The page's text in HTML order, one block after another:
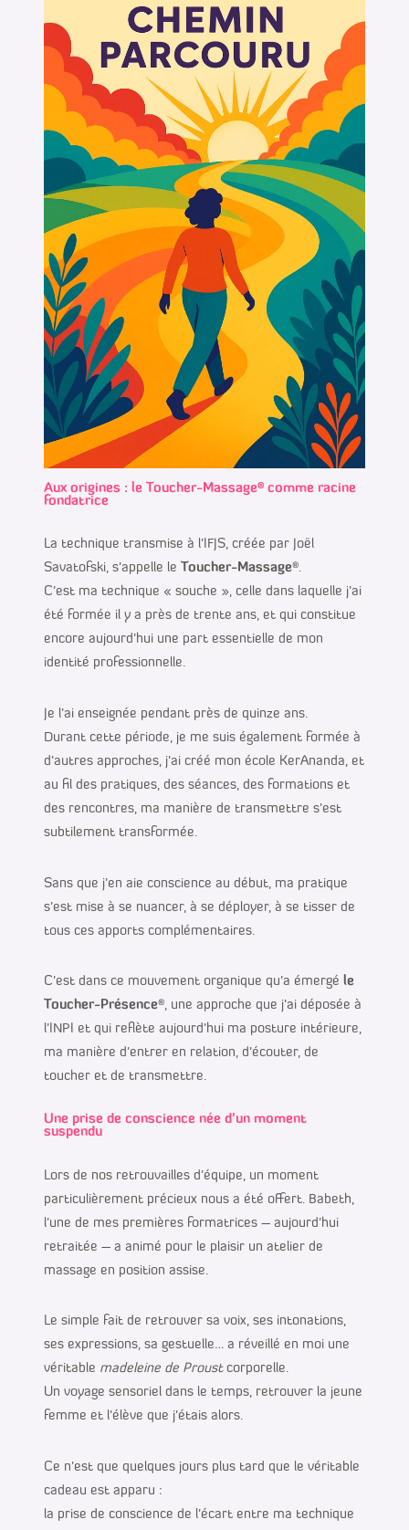
Aux origines : le Toucher-Massage® comme racine
fondatrice
La technique transmise à l’IFJS, créée par Joël
Savatofski, s’appelle le Toucher-Massage®.
C’est ma technique « souche », celle dans laquelle j’ai
été formée il y a près de trente ans, et qui constitue
encore aujourd’hui une part essentielle de mon
identité professionnelle.
Je l’ai enseignée pendant près de quinze ans.
Durant cette période, je me suis également formée à
d’autres approches, j’ai créé mon école KerAnanda, et
au fil des pratiques, des séances, des formations et
des rencontres, ma manière de transmettre s’est
subtilement transformée.
Sans que j’en aie conscience au début, ma pratique
s’est mise à se nuancer, à se déployer, à se tisser de
tous ces apports complémentaires.
C’est dans ce mouvement organique qu’a émergé le
Toucher-Présence®, une approche que j’ai déposée à
l’INPI et qui reflète aujourd’hui ma posture intérieure,
ma manière d’entrer en relation, d’écouter, de
toucher et de transmettre.
Une prise de conscience née d’un moment
suspendu
Lors de nos retrouvailles d’équipe, un moment
particulièrement précieux nous a été offert. Babeth,
l’une de mes premières formatrices – aujourd’hui
retraitée – a animé pour le plaisir un atelier de
massage en position assise.
Le simple fait de retrouver sa voix, ses intonations,
ses expressions, sa gestuelle… a réveillé en moi une
véritable madeleine de Proustcorporelle.
Un voyage sensoriel dans le temps, retrouver la jeune
femme et l’élève que j’étais alors.
Ce n’est que quelques jours plus tard que le véritable
cadeau est apparu :
la prise de conscience de l’écart entre ma technique